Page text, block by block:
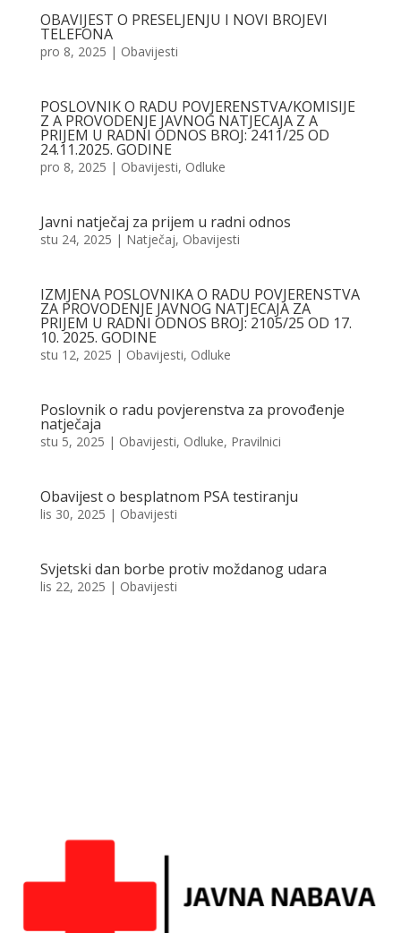
OBAVIJEST O PRESELJENJU I NOVI BROJEVI
TELEFONA
pro 8, 2025 | Obavijesti
POSLOVNIK O RADU POVJERENSTVA/KOMISIJE
Z A PROVODENJE JAVNOG NATJECAJA Z A
PRIJEM U RADNI ODNOS BROJ: 2411/25 OD
24.11.2025. GODINE
pro 8, 2025 | Obavijesti, Odluke
Javni natječaj za prijem u radni odnos
stu 24, 2025 | Natječaj, Obavijesti
IZMJENA POSLOVNIKA O RADU POVJERENSTVA
ZA PROVODENJE JAVNOG NATJECAJA ZA
PRIJEM U RADNI ODNOS BROJ: 2105/25 OD 17.
10. 2025. GODINE
stu 12, 2025 | Obavijesti, Odluke
Poslovnik o radu povjerenstva za provođenje
natječaja
stu 5, 2025 | Obavijesti, Odluke, Pravilnici
Obavijest o besplatnom PSA testiranju
lis 30, 2025 | Obavijesti
Svjetski dan borbe protiv moždanog udara
lis 22, 2025 | Obavijesti